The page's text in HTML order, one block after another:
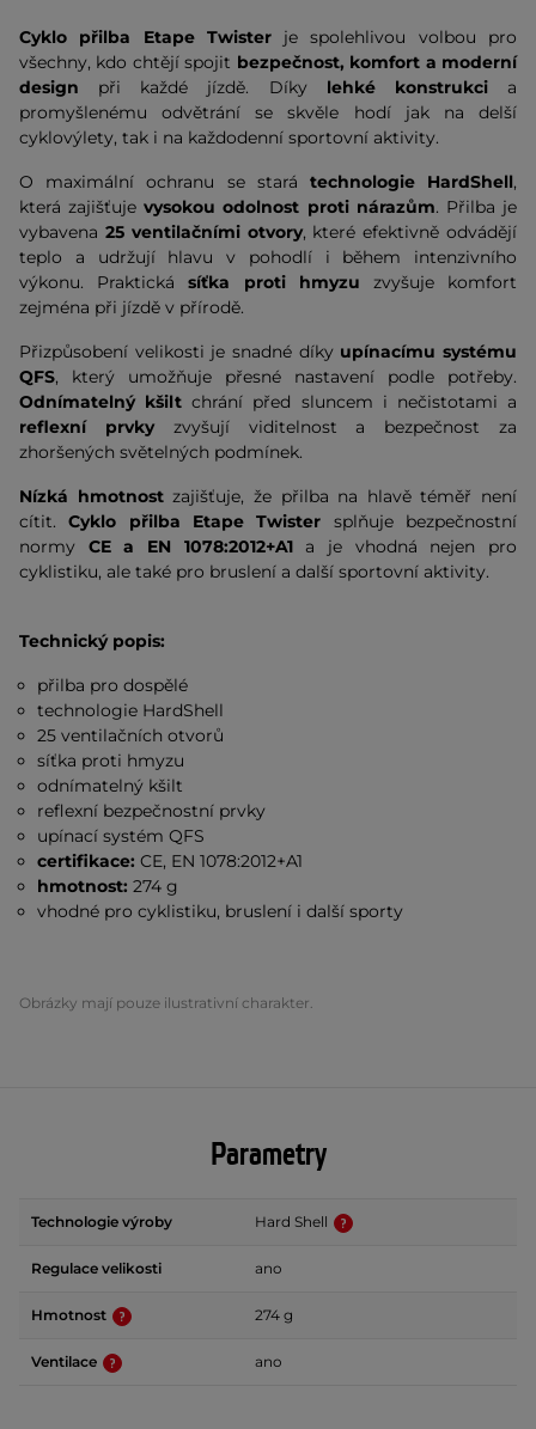
Cyklo přilba Etape Twisterje spolehlivou volbou pro
všechny, kdo chtějí spojit bezpečnost, komfort a moderní
design při každé jízdě. Díky lehké konstrukcia
promyšlenému odvětrání se skvěle hodí jak na delší
cyklovýlety, tak i na každodenní sportovní aktivity.
O maximální ochranu se stará technologie HardShell,
která zajišťujevysokou odolnost proti nárazům. Přilba je
vybavena 25 ventilačními otvory, které efektivně odvádějí
teplo a udržují hlavu v pohodlí i během intenzivního
výkonu. Praktickásíťka proti hmyzu zvyšuje komfort
zejména při jízdě v přírodě.
Přizpůsobení velikosti je snadné díky upínacímu systému
QFS, který umožňuje přesné nastavení podle potřeby.
Odnímatelný kšilt chrání před sluncem i nečistotami a
reflexní prvkyzvyšují viditelnost a bezpečnost za
zhoršených světelných podmínek.
Nízká hmotnostzajišťuje, že přilba na hlavě téměř není
cítit.Cyklo přilba Etape Twister splňuje bezpečnostní
normy CE a EN 1078:2012+A1a je vhodná nejen pro
cyklistiku, ale také pro bruslení a další sportovní aktivity.
Technický popis:
přilba pro dospělé
technologie HardShell
25 ventilačních otvorů
síťka proti hmyzu
odnímatelný kšilt
reflexní bezpečnostní prvky
upínací systém QFS
certifikace:CE, EN 1078:2012+A1
hmotnost:274 g
vhodné pro cyklistiku, bruslení i další sporty
Obrázky mají pouze ilustrativní charakter.
Parametry
Technologie výroby Hard Shell
Regulace velikosti ano
Hmotnost 274 g
Ventilace ano